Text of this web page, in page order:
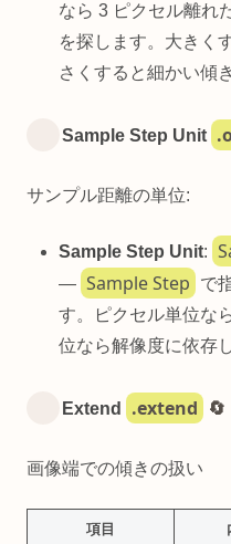
なら 3 ピクセル離れ
を探します。大きく
さくすると細かい傾
Sample Step Unit
サンプル距離の単位:
Sample Step Unit:
— Sample Step
で
す。ピクセル単位な
位なら解像度に依存
Extend .extend 🔄
画像端での傾きの扱い
項目